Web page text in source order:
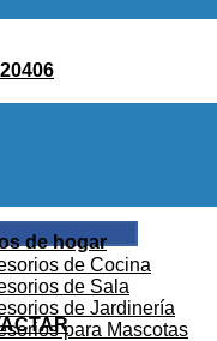
de hogar
de Cocina
de Sala
de Jardinería
para Mascotas